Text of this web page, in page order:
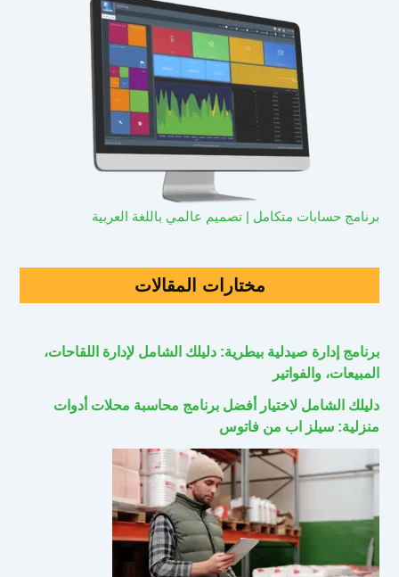
برنامج حسابات متكامل | تصميم عالمي باللغة العربية
مختارات المقالات
برنامج إدارة صيدلية بيطرية: دليلك الشامل لإدارة اللقاحات،
المبيعات، والفواتير
دليلك الشامل لاختيار أفضل برنامج محاسبة محلات أدوات
منزلية: سيلز اب من فاتوس